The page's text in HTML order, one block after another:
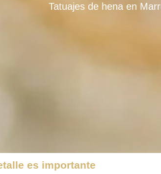
Tatuajes de hena en
es importante